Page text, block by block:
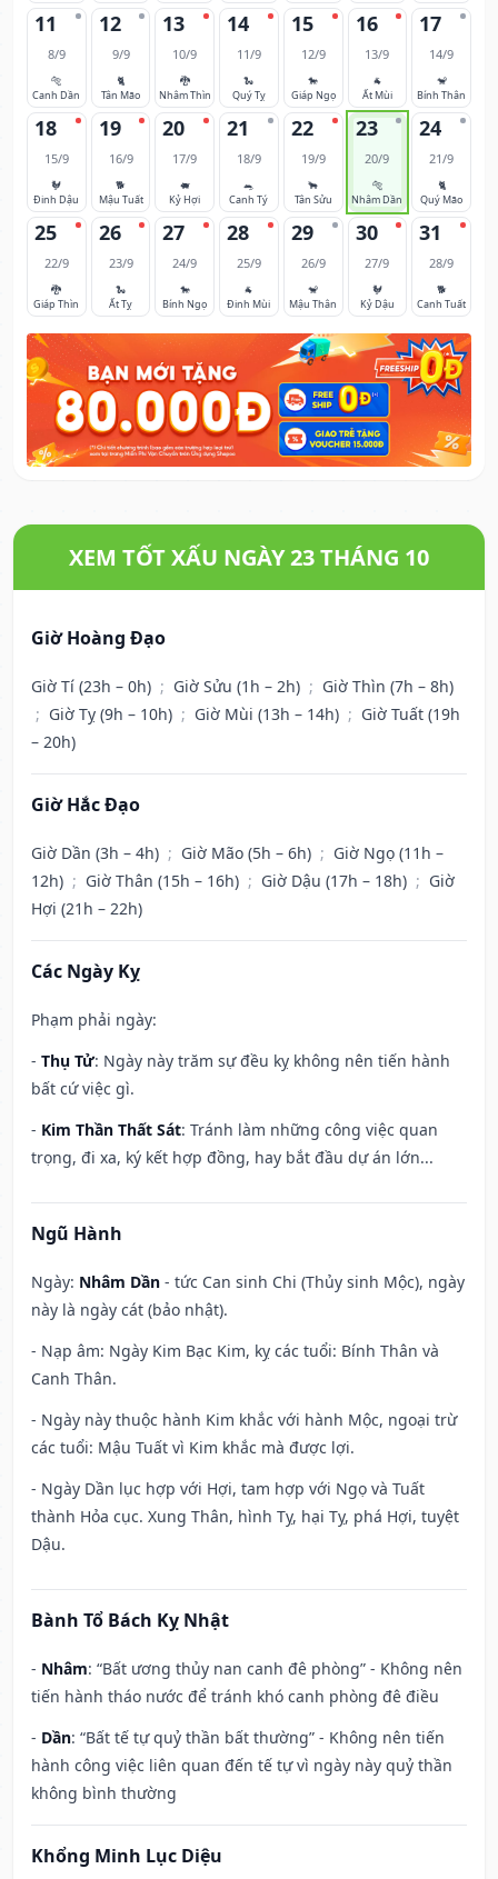
11
8/9
🐅
Canh Dần
12
9/9
🐈
Tân Mão
13
10/9
🐉
Nhâm Thìn
14
11/9
🐍
Quý Tỵ
15
12/9
🐎
Giáp Ngọ
16
13/9
🐐
Ất Mùi
17
14/9
🐒
Bính Thân
18
15/9
🐓
Đinh Dậu
19
16/9
🐕
Mậu Tuất
20
17/9
🐖
Kỷ Hợi
21
18/9
🐀
Canh Tý
22
19/9
🐂
Tân Sửu
23
20/9
🐅
Nhâm Dần
24
21/9
🐈
Quý Mão
25
22/9
🐉
Giáp Thìn
26
23/9
🐍
Ất Tỵ
27
24/9
🐎
Bính Ngọ
28
25/9
🐐
Đinh Mùi
29
26/9
🐒
Mậu Thân
30
27/9
🐓
Kỷ Dậu
31
28/9
🐕
Canh Tuất
XEM TỐT XẤU NGÀY 23 THÁNG 10
Giờ Hoàng Đạo
Giờ Tí (23h – 0h) ; Giờ Sửu (1h – 2h) ; Giờ Thìn (7h – 8h)
; Giờ Tỵ (9h – 10h) ; Giờ Mùi (13h – 14h) ; Giờ Tuất (19h
– 20h)
Giờ Hắc Đạo
Giờ Dần (3h – 4h) ; Giờ Mão (5h – 6h) ; Giờ Ngọ (11h –
12h) ; Giờ Thân (15h – 16h) ; Giờ Dậu (17h – 18h) ; Giờ
Hợi (21h – 22h)
Các Ngày Kỵ
Phạm phải ngày:
- Thụ Tử: Ngày này trăm sự đều kỵ không nên tiến hành
bất cứ việc gì.
- Kim Thần Thất Sát: Tránh làm những công việc quan
trọng, đi xa, ký kết hợp đồng, hay bắt đầu dự án lớn...
Ngũ Hành
Ngày: Nhâm Dần - tức Can sinh Chi (Thủy sinh Mộc), ngày
này là ngày cát (bảo nhật).
- Nạp âm: Ngày Kim Bạc Kim, kỵ các tuổi: Bính Thân và
Canh Thân.
- Ngày này thuộc hành Kim khắc với hành Mộc, ngoại trừ
các tuổi: Mậu Tuất vì Kim khắc mà được lợi.
- Ngày Dần lục hợp với Hợi, tam hợp với Ngọ và Tuất
thành Hỏa cục. Xung Thân, hình Tỵ, hại Tỵ, phá Hợi, tuyệt
Dậu.
Bành Tổ Bách Kỵ Nhật
- Nhâm: “Bất ương thủy nan canh đê phòng” - Không nên
tiến hành tháo nước để tránh khó canh phòng đê điều
- Dần: “Bất tế tự quỷ thần bất thường” - Không nên tiến
hành công việc liên quan đến tế tự vì ngày này quỷ thần
không bình thường
Khổng Minh Lục Diệu